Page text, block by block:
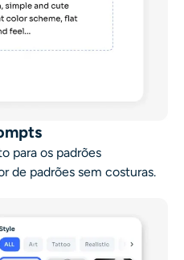
para os padrões
de padrões sem costuras.